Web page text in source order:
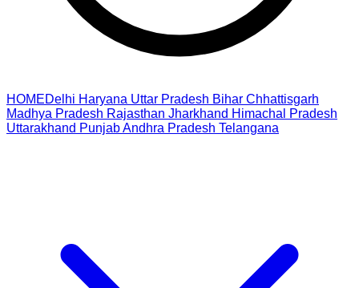
HOMEDelhi Haryana Uttar Pradesh Bihar Chhattisgarh
Madhya Pradesh Rajasthan Jharkhand Himachal Pradesh
Uttarakhand PunjabAndhra Pradesh Telangana